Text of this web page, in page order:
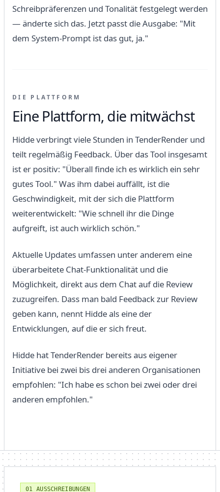
Schreibpräferenzen und Tonalität festgelegt werden
— änderte sich das. Jetzt passt die Ausgabe: "Mit
dem System-Prompt ist das gut, ja."
DIE PLATTFORM
Eine Plattform, die mitwächst
Hidde verbringt viele Stunden in TenderRender und
teilt regelmäßig Feedback. Über das Tool insgesamt
ist er positiv: "Überall finde ich es wirklich ein sehr
gutes Tool." Was ihm dabei auffällt, ist die
Geschwindigkeit, mit der sich die Plattform
weiterentwickelt: "Wie schnell ihr die Dinge
aufgreift, ist auch wirklich schön."
Aktuelle Updates umfassen unter anderem eine
überarbeitete Chat-Funktionalität und die
Möglichkeit, direkt aus dem Chat auf die Review
zuzugreifen. Dass man bald Feedback zur Review
geben kann, nennt Hidde als eine der
Entwicklungen, auf die er sich freut.
Hidde hat TenderRender bereits aus eigener
Initiative bei zwei bis drei anderen Organisationen
empfohlen: "Ich habe es schon bei zwei oder drei
anderen empfohlen."
01 AUSSCHREIBUNGEN